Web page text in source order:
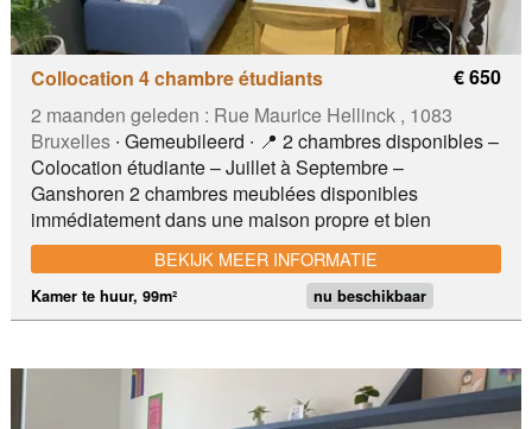
Collocation 4 chambre étudiants
2 maanden geleden : Rue Maurice Hellinck , 1083
Bruxelles∙ Gemeubileerd ∙ 📍 2 chambres disponibles –
Colocation étudiante – Juillet à Septembre –
Ganshoren 2 chambres meublées disponibles
immédiatement dans une maison propre et bien
entretenue, réservée uniquement aux étudiantes ou
stagiaires . 👉 Idéal pour stage, formation ou séjour
temporaire à Bruxelles 👉 Location courte durée
uniquement 🏡 La maison : • 4 grandes chambres •
• 2 WC séparés • Internet haut débit Uniquement pour
fille 📌 À proximité : • Transports • Commerces : Aldi,
Kamer te huur, 99m² nu beschikbaar
€ 650
BEKIJK MEER INFORMATIE